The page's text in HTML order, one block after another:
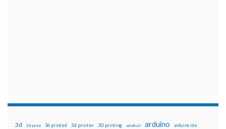
3d 3d print 3d printed 3d printer 3D printing adafruit arduino arduino ide